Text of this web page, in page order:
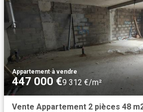
Appartement·à vendre
447 000 €9 312 €/m²
Vente Appartement 2 pièces 48